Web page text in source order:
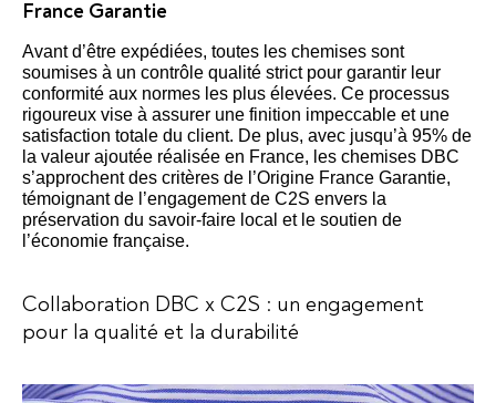
France Garantie
Avant d’être expédiées, toutes les chemises sont
soumises à un contrôle qualité strict pour garantir leur
conformité aux normes les plus élevées. Ce processus
rigoureux vise à assurer une finition impeccable et une
satisfaction totale du client. De plus, avec jusqu’à 95% de
la valeur ajoutée réalisée en France, les chemises DBC
s’approchent des critères de l’Origine France Garantie,
témoignant de l’engagement de C2S envers la
préservation du savoir-faire local et le soutien de
l’économie française.
Collaboration DBC x C2S : un engagement
pour la qualité et la durabilité